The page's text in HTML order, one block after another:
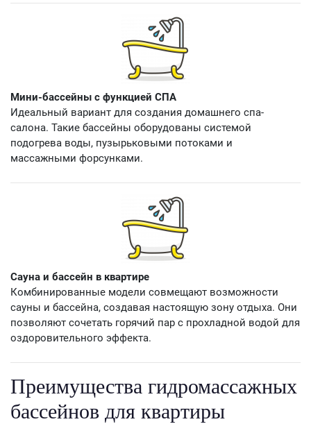
Мини-бассейны с функцией СПА
Идеальный вариант для создания домашнего спа-
салона. Такие бассейны оборудованы системой
подогрева воды, пузырьковыми потоками и
массажными форсунками.
Сауна и бассейн в квартире
Комбинированные модели совмещают возможности
сауны и бассейна, создавая настоящую зону отдыха. Они
позволяют сочетать горячий пар с прохладной водой для
оздоровительного эффекта.
Преимущества гидромассажных
бассейнов для квартиры